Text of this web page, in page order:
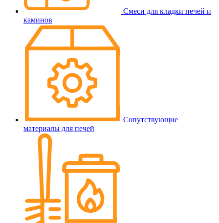
Смеси для кладки печей и
каминов
Сопутствующие
материалы для печей